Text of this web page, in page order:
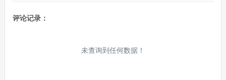
评论记录：
未查询到任何数据！